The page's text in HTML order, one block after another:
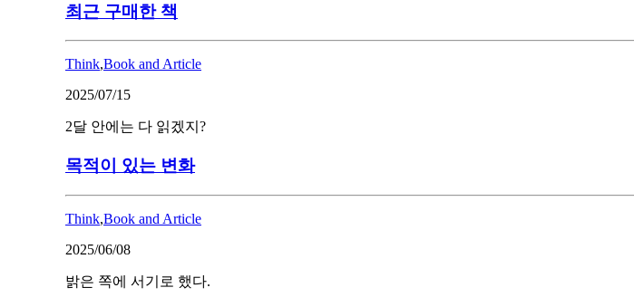
최근 구매한 책
Think,Book and Article
2025/07/15
2달 안에는 다 읽겠지?
목적이 있는 변화
Think,Book and Article
2025/06/08
밝은 쪽에 서기로 했다.